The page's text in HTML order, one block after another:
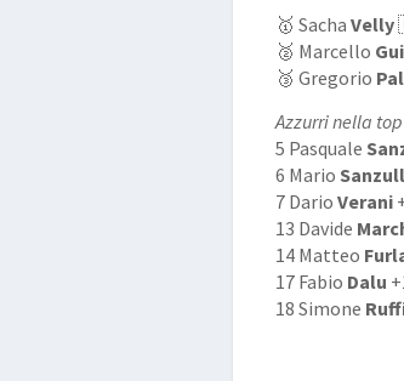
🥇 SachaVelly
🥈 Marcello
🥉 Gregorio
Azzurri nella
5 Pasquale
6 Mario
7 DarioVerani
13 Davide
14 Matteo
17 Fabio Dalu
18 Simone